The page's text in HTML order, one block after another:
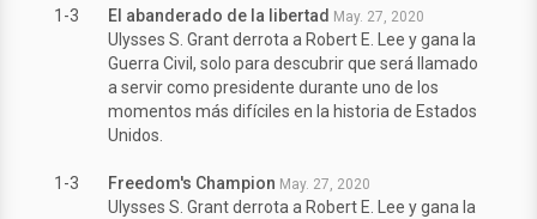
1-3 El abanderado de la libertad May. 27, 2020
Ulysses S. Grant derrota a Robert E. Lee y gana la
Guerra Civil, solo para descubrir que será llamado
a servir como presidente durante uno de los
momentos más difíciles en la historia de Estados
Unidos.
1-3 Freedom's Champion May. 27, 2020
Ulysses S. Grant derrota a Robert E. Lee y gana la